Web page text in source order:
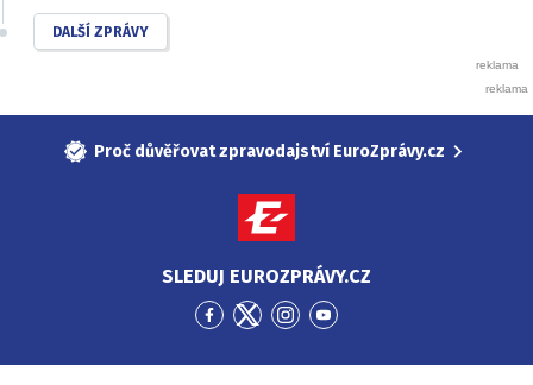
DALŠÍ ZPRÁVY
Proč důvěřovat zpravodajství EuroZprávy.cz
SLEDUJ EUROZPRÁVY.CZ
Přejít
Facebook
Přejít
Twitter
Přejít
Instagram
Přejít
YouTube